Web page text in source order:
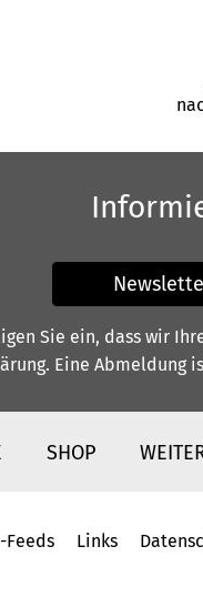
Sie ein, dass wir
. Eine Abmeldung
SHOP
Feeds Links